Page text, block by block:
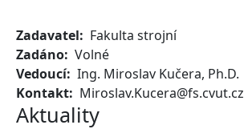
Zadavatel
Fakulta strojní
Zadáno Volné
Vedoucí Ing. Miroslav Kučera, Ph.D.
Kontakt
Miroslav.Kucera@fs.cvut.cz
Aktuality